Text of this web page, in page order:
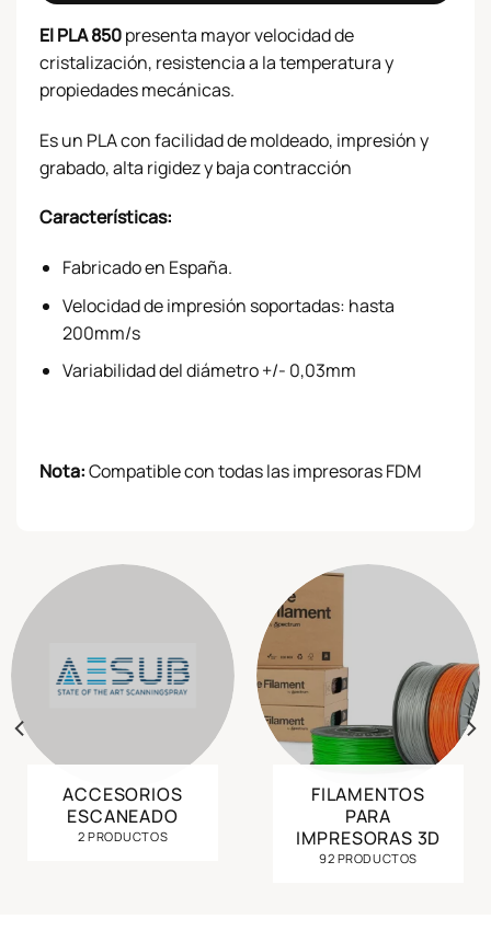
El PLA 850presenta mayor velocidad de
cristalización, resistencia a la temperatura y
propiedades mecánicas.
Es un PLA con facilidad de moldeado, impresión y
grabado, alta rigidez y baja contracción
Características:
Fabricado en España.
Velocidad de impresión soportadas: hasta
200mm/s
Variabilidad del diámetro +/- 0,03mm
Nota:Compatible con todas las impresoras FDM
ACCESORIOS
ESCANEADO
2 PRODUCTOS
FILAMENTOS
PARA
IMPRESORAS 3D
92 PRODUCTOS